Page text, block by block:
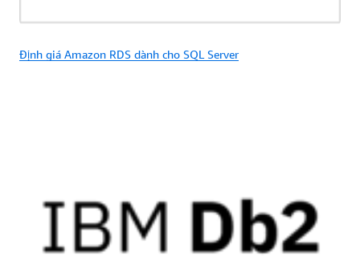
Định giá Amazon RDS dành cho SQL Server